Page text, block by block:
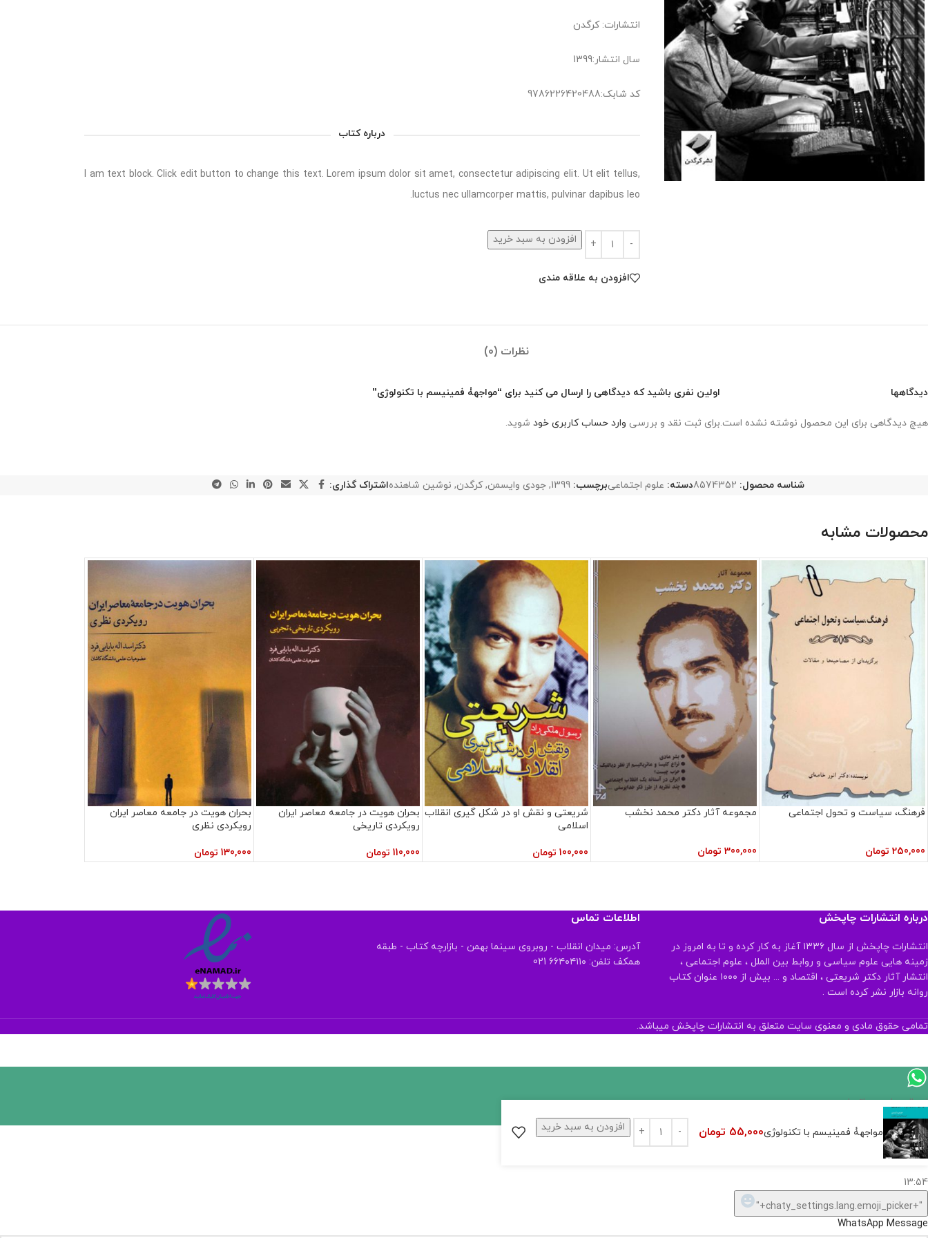
انتشارات: کرگدن
سال انتشار:1399
کد شابک:9786226420488
درباره کتاب
I am text block. Click edit button to change this text. Lorem ipsum dolor sit amet, consectetur adipiscing elit. Ut elit tellus,
luctus nec ullamcorper mattis, pulvinar dapibus leo.
افزودن به سبد خرید
افزودن به علاقه مندی
نظرات (0)
دیدگاهها
هیچ دیدگاهی برای این محصول نوشته نشده است.
اولین نفری باشید که دیدگاهی را ارسال می کنید برای “مواجهۀ فمینیسم با تکنولوژی”
برای ثبت نقد و بررسی وارد حساب کاربری خود شوید.
شناسه محصول: 8574352دسته: علوم اجتماعیبرچسب: 1399
, جودی وایسمن, کرگدن, نوشین شاهندهاشتراک گذاری:
محصولات مشابه
فرهنگ، سیاست و تحول اجتماعی
250,000 تومان
مجموعه آثار دکتر محمد نخشب
300,000 تومان
شریعتی و نقش او در شکل گیری انقلاب
اسلامی
100,000 تومان
بحران هویت در جامعه معاصر ایران
رویکردی تاریخی
110,000 تومان
بحران هویت در جامعه معاصر ایران
رویکردی نظری
130,000 تومان
درباره انتشارات چاپخش
انتشارات چاپخش از سال ۱۳۳۶ آغاز به کار کرده و تا به امروز در
زمینه هایی علوم سیاسی و روابط بین الملل ، علوم اجتماعی ،
انتشار آثار دکتر شریعتی ، اقتصاد و ... بیش از ۱۰۰۰ عنوان کتاب
روانه بازار نشر کرده است .
اطلاعات تماس
آدرس: میدان انقلاب - روبروی سینما بهمن - بازارچه کتاب - طبقه
همکف تلفن: ۶۶۴۰۴۱۱۰ 021
تمامی حقوق مادی و معنوی سایت متعلق به انتشارات چاپخش میباشد.
مواجهۀ فمینیسم با تکنولوژی55,000 تومان افزودن به سبد خرید
اگر
موجود
نیست,
شاید
تهیه